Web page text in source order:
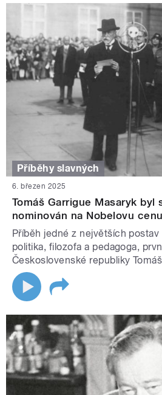
Příběhy slavných
6. březen 2025
Tomáš Garrigue Masaryk byl
nominován na Nobelovu cenu
Příběh jedné z největších
politika, filozofa a pedagoga,
Československé republiky